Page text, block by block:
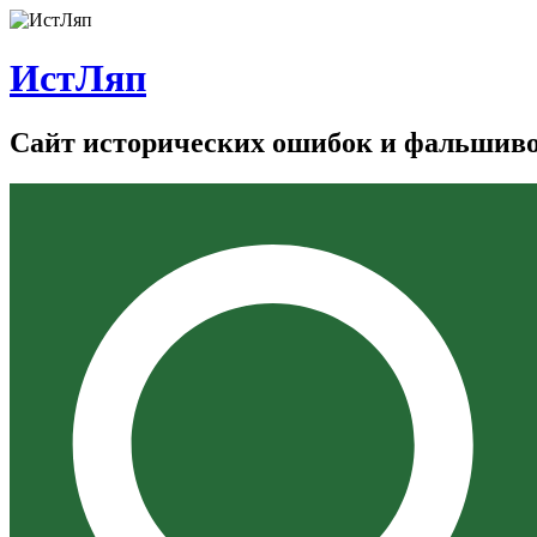
ИстЛяп
Сайт исторических ошибок и